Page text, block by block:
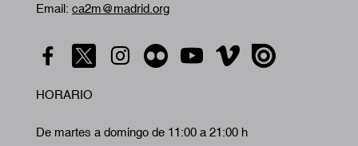
Email: ca2m@madrid.org
HORARIO
De martes a domingo de 11:00 a 21:00 h